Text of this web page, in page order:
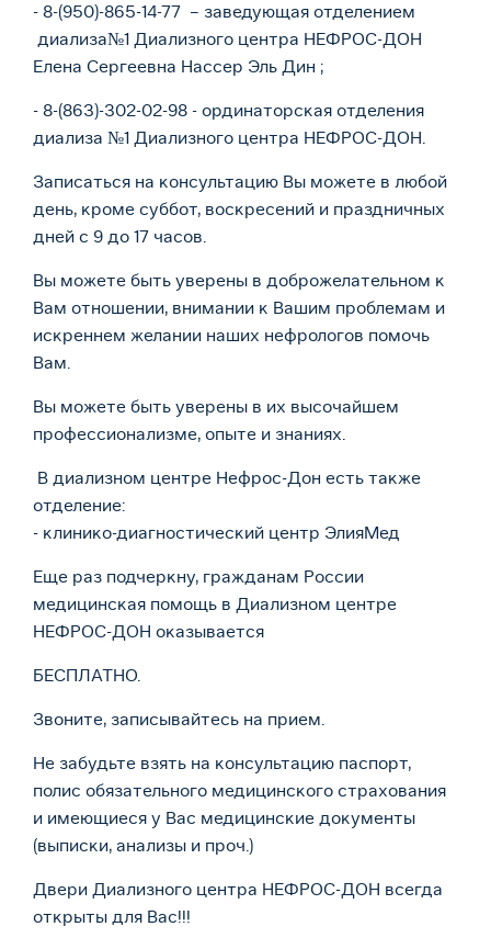
- 8-(950)-865-14-77 – заведующая отделением
диализа№1 Диализного центра НЕФРОС-ДОН
Елена Сергеевна Нассер Эль Дин ;
- 8-(863)-302-02-98 - ординаторская отделения
диализа №1 Диализного центра НЕФРОС-ДОН.
Записаться на консультацию Вы можете в любой
день, кроме суббот, воскресений и праздничных
дней с 9 до 17 часов.
Вы можете быть уверены в доброжелательном к
Вам отношении, внимании к Вашим проблемам и
искреннем желании наших нефрологов помочь
Вам.
Вы можете быть уверены в их высочайшем
профессионализме, опыте и знаниях.
В диализном центре Нефрос-Дон есть также
отделение:
- клинико-диагностический центр ЭлияМед
Еще раз подчеркну, гражданам России
медицинская помощь в Диализном центре
НЕФРОС-ДОН оказывается
БЕСПЛАТНО.
Звоните, записывайтесь на прием.
Не забудьте взять на консультацию паспорт,
полис обязательного медицинского страхования
и имеющиеся у Вас медицинские документы
(выписки, анализы и проч.)
Двери Диализного центра НЕФРОС-ДОН всегда
открыты для Вас!!!